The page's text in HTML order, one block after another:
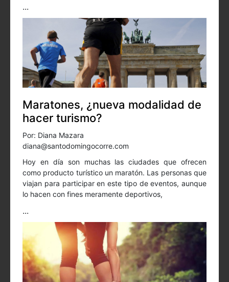
...
Maratones, ¿nueva modalidad de
hacer turismo?
Por: Diana Mazara
diana@santodomingocorre.com
Hoy en día son muchas las ciudades que ofrecen
como producto turístico un maratón. Las personas que
viajan para participar en este tipo de eventos, aunque
lo hacen con fines meramente deportivos,
...